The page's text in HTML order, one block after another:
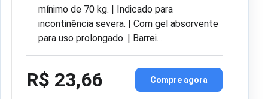
mínimo de 70 kg. | Indicado para
incontinência severa. | Com gel absorvente
para uso prolongado. | Barrei…
R$ 23,66 Compre agora